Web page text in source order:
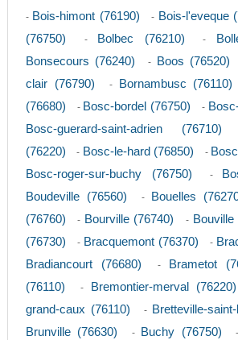
- Bois-himont (76190) - Bois-l'eveque
(76750)
- Bolbec (76210) -
Bonsecours (76240) - Boos (76520)
clair (76790)
- Bornambusc (76110)
(76680)
- Bosc-bordel (76750) -
Bosc-guerard-saint-adrien (76710)
(76220)
- Bosc-le-hard (76850) -
Bosc-roger-sur-buchy (76750) -
Boudeville (76560) - Bouelles
(76760)
- Bourville (76740) - Bouville
(76730)
- Bracquemont (76370) -
Bradiancourt (76680) - Brametot
(76110)
- Bremontier-merval (76220)
grand-caux (76110)
- Bretteville-
Brunville (76630) - Buchy (76750)